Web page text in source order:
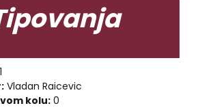
Vladan Raicevic
kolu: 0